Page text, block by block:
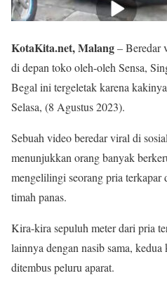
KotaKita.net, Malang– Beredar
di depan toko oleh-oleh Sensa,
Begal ini tergeletak karena
Selasa, (8 Agustus 2023).
Sebuah video beredar viral di
menunjukkan orang banyak
mengelilingi seorang pria terkapar
timah panas.
Kira-kira sepuluh meter dari pria
lainnya dengan nasib sama,
ditembus peluru aparat.